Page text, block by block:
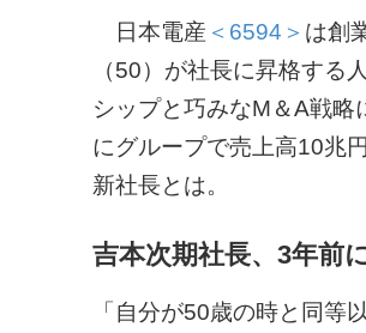
日本電産 ＜6594＞ は創
（50）が社長に昇格する
シップと巧みなM＆A戦
にグループで売上高10兆
新社長とは。
吉本次期社長、3年前
「自分が50歳の時と同等